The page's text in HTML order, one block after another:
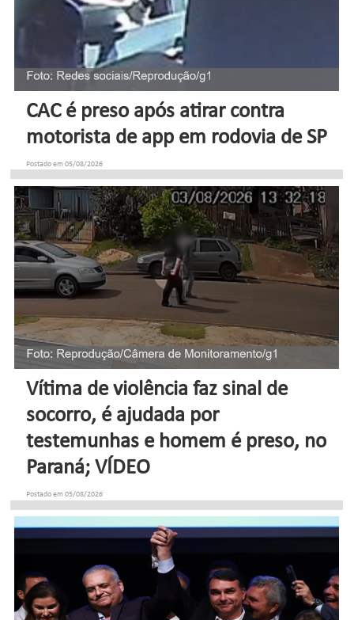
CAC é preso após atirar contra
motorista de app em rodovia de SP
Postado em 05/08/2026
Vítima de violência faz sinal de
socorro, é ajudada por
testemunhas e homem é preso, no
Paraná; VÍDEO
Postado em 05/08/2026